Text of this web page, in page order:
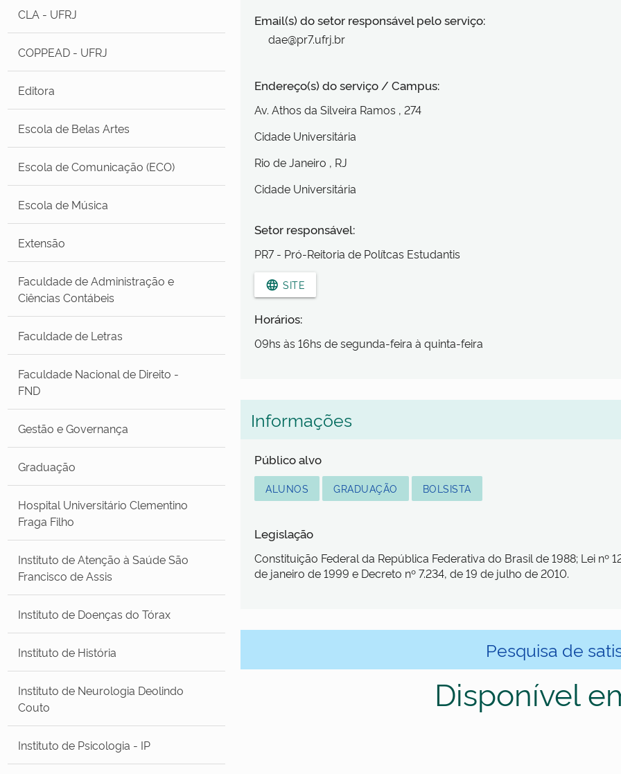
CLA - UFRJ
COPPEAD - UFRJ
Editora
Escola de Belas Artes
Escola de Comunicação (ECO)
Escola de Música
Extensão
Faculdade de Administração e
Ciências Contábeis
Faculdade de Letras
Faculdade Nacional de Direito -
FND
Gestão e Governança
Graduação
Hospital Universitário Clementino
Fraga Filho
Instituto de Atenção à Saúde São
Francisco de Assis
Instituto de Doenças do Tórax
Instituto de História
Instituto de Neurologia Deolindo
Couto
Instituto de Psicologia - IP
Email(s) do setor responsável pelo serviço:
dae@pr7.ufrj.br
Endereço(s) do serviço / Campus:
Av. Athos da Silveira Ramos , 274
Cidade Universitária
Rio de Janeiro , RJ
Cidade Universitária
Setor responsável:
PR7 - Pró-Reitoria de Polítcas Estudantis
language SITE
Horários:
09hs às 16hs de segunda-feira à quinta-feira
Informações
Público alvo
ALUNOS GRADUAÇÃO BOLSISTA
Legislação
Constituição Federal da República Federativa do Brasil de 1988; Lei nº
de janeiro de 1999 e Decreto nº 7.234, de 19 de julho de 2010.
Pesquisa de
Disponível